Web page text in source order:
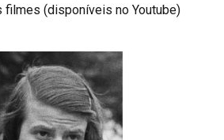
(disponíveis no Youtube)